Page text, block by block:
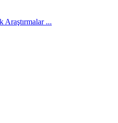
...